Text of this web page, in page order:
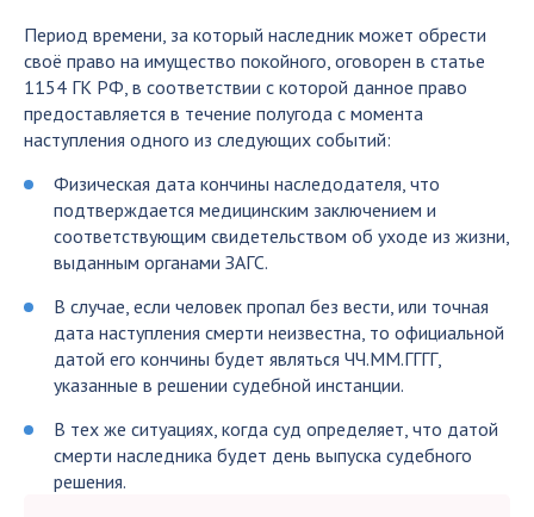
Период времени, за который наследник может обрести
своё право на имущество покойного, оговорен в статье
1154 ГК РФ, в соответствии с которой данное право
предоставляется в течение полугода с момента
наступления одного из следующих событий:
Физическая дата кончины наследодателя, что
подтверждается медицинским заключением и
соответствующим свидетельством об уходе из жизни,
выданным органами ЗАГС.
В случае, если человек пропал без вести, или точная
дата наступления смерти неизвестна, то официальной
датой его кончины будет являться ЧЧ.ММ.ГГГГ,
указанные в решении судебной инстанции.
В тех же ситуациях, когда суд определяет, что датой
смерти наследника будет день выпуска судебного
решения.